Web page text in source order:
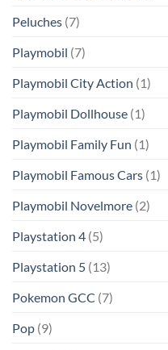
Peluches (7)
Playmobil (7)
Playmobil City Action (1)
Playmobil Dollhouse (1)
Playmobil Family Fun (1)
Playmobil Famous Cars (1)
Playmobil Novelmore (2)
Playstation 4 (5)
Playstation 5 (13)
Pokemon GCC (7)
Pop (9)